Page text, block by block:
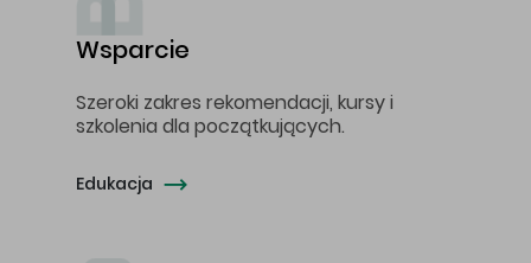
Wsparcie
Szeroki zakres rekomendacji, kursy i
szkolenia dla początkujących.
Edukacja